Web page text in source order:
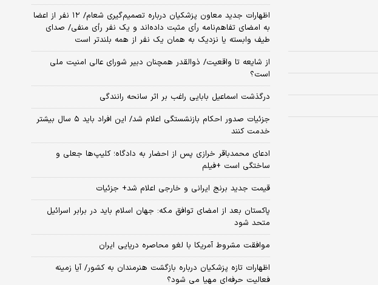
اظهارات جدید معاون پزشکیان درباره تصمیم‌گیری شعام/ ۱۲ نفر از اعضا
به امضای تفاهم‌نامه رأی مثبت داده‌اند و یک نفر رأی منفی/ صدای
طیف وابسته یا نزدیک به همان یک نفر از همه بلندتر است
از شایعه تا واقعیت/ ذوالقدر همچنان دبیر شورای ‌عالی امنیت ملی
است؟
درگذشت اسماعیل بابایی راغب بر اثر سانحه رانندگی
جزئیات صدور احکام بازنشستگی اعلام شد/ این افراد باید ۵ سال بیشتر
خدمت کنند
ادعای محمدباقر خرازی پس از احضار به دادگاه؛ کلیپ‌ها جعلی و
ساختگی است +فیلم
قیمت جدید برنج ایرانی و خارجی اعلام شد+ جزئیات
پاکستان بعد از امضای توافق مکه: جهان اسلام باید در برابر اسرائیل
متحد شود
موافقت مشروط آمریکا با لغو محاصره دریایی ایران
اظهارات تازه پزشکیان درباره بازگشت هنرمندان به کشور/ آیا زمینه
فعالیت حرفه‌ای مهیا می شود؟